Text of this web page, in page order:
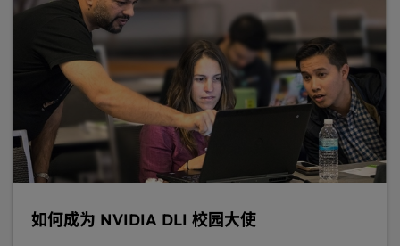
如何成为 NVIDIA DLI 校园大使